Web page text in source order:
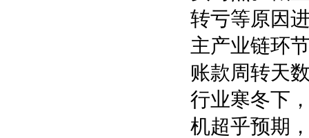
转亏等原因
主产业链环
账款周转天
行业寒冬下
机超乎预期